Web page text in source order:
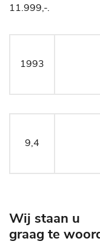
11.999,-.
1993
9,4
Wij staan u
graag te